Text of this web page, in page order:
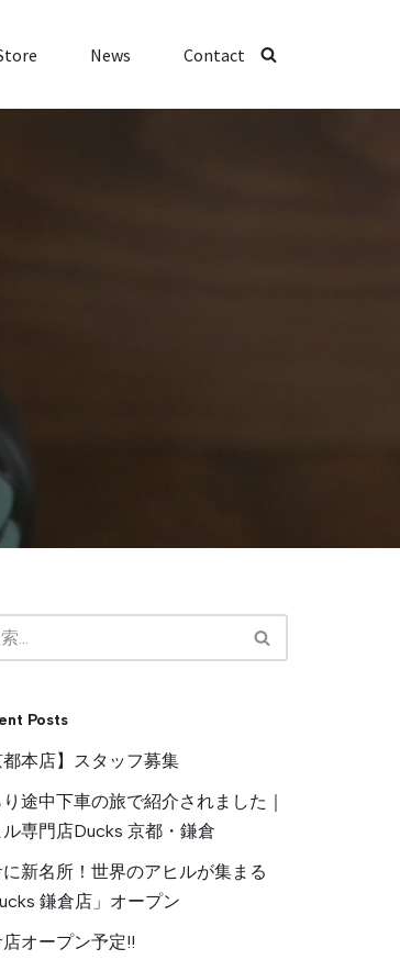
News Contact
Posts
都本店】スタッフ募集
途中下車の旅で紹介されました｜
ル専門店Ducks 京都・鎌倉
新名所！世界のアヒルが集まる
鎌倉店」オープン
オープン予定!!